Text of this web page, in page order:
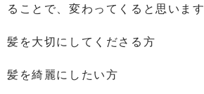
ることで、変わってくると思います
髪を大切にしてくださる方
髪を綺麗にしたい方